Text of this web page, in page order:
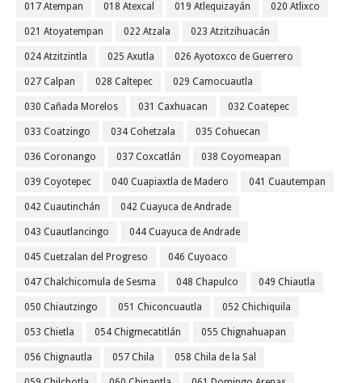
017 Atempan 018 Atexcal 019 Atlequizayán 020 Atlixco
021 Atoyatempan 022 Atzala 023 Atzitzihuacán
024 Atzitzintla 025 Axutla 026 Ayotoxco de Guerrero
027 Calpan 028 Caltepec 029 Camocuautla
030 Cañada Morelos 031 Caxhuacan 032 Coatepec
033 Coatzingo 034 Cohetzala 035 Cohuecan
036 Coronango 037 Coxcatlán 038 Coyomeapan
039 Coyotepec 040 Cuapiaxtla de Madero 041 Cuautempan
042 Cuautinchán 042 Cuayuca de Andrade
043 Cuautlancingo 044 Cuayuca de Andrade
045 Cuetzalan del Progreso 046 Cuyoaco
047 Chalchicomula de Sesma 048 Chapulco 049 Chiautla
050 Chiautzingo 051 Chiconcuautla 052 Chichiquila
053 Chietla 054 Chigmecatitlán 055 Chignahuapan
056 Chignautla 057 Chila 058 Chila de la Sal